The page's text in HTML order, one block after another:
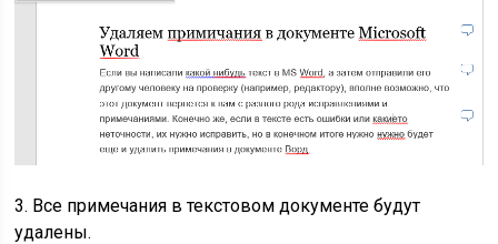
3. Все примечания в текстовом документе будут
удалены.